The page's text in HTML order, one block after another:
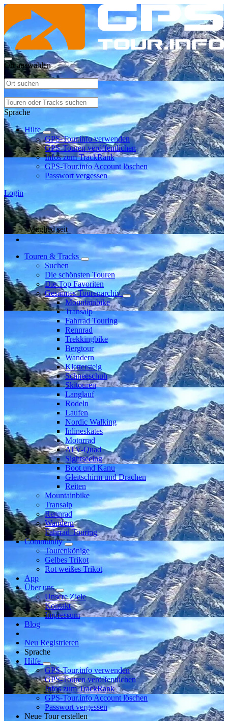
Ort auswählen
Sprache
Hilfe
GPS-Tour.info verwenden
GPS-Touren veröffentlichen
Infos zum TrackRank
GPS-Tour.info Account löschen
Passwort vergessen
Login
Mitglied seit
Touren & Tracks
Suchen
Die schönsten Touren
Die Top Favoriten
Gesamtes Tourenarchiv
Mountainbike
Transalp
Fahrrad Touring
Rennrad
Trekkingbike
Bergtour
Wandern
Klettersteig
Schneeschuh
Skitouren
Langlauf
Rodeln
Laufen
Nordic Walking
Inlineskates
Motorrad
ATV-Quad
Sightseeing
Boot und Kanu
Gleitschirm und Drachen
Reiten
Mountainbike
Transalp
Rennrad
Wandern
Fahrrad Touring
Community
Tourenkönige
Gelbes Trikot
Rot weißes Trikot
App
Über uns
Unsere Ziele
Kontakt
Impressum
Blog
Neu Registrieren
Sprache
Hilfe
GPS-Tour.info verwenden
GPS-Touren veröffentlichen
Infos zum TrackRank
GPS-Tour.info Account löschen
Passwort vergessen
Neue Tour erstellen